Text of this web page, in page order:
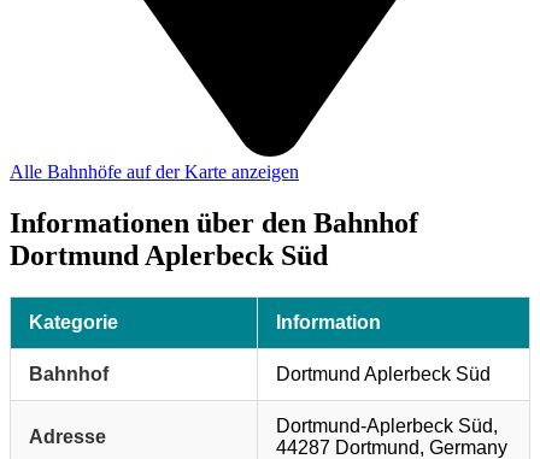
Alle Bahnhöfe auf der Karte anzeigen
Informationen über den Bahnhof
Dortmund Aplerbeck Süd
Kategorie Information
Bahnhof Dortmund Aplerbeck Süd
Adresse
Dortmund-Aplerbeck Süd,
44287 Dortmund, Germany